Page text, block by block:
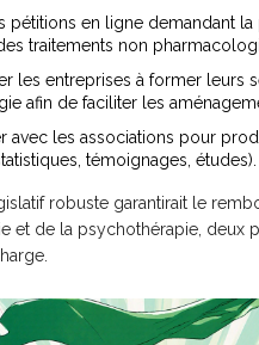
pétitions en ligne demandant
traitements non
les entreprises à former leurs
afin de faciliter les
avec les associations pour
témoignages, études).
robuste garantirait le
et de la psychothérapie, deux